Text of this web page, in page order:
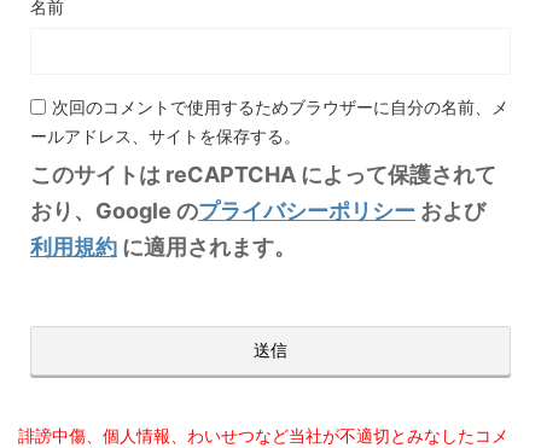
名前
次回のコメントで使用するためブラウザーに自分の名前、メ
ールアドレス、サイトを保存する。
このサイトは reCAPTCHA によって保護されて
おり、Google のプライバシーポリシー および
利用規約 に適用されます。
誹謗中傷、個人情報、わいせつなど当社が不適切とみなしたコメ